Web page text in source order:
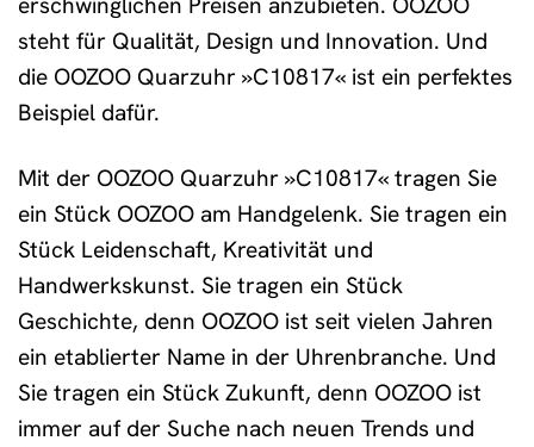
steht für Qualität, Design und Innovation. Und
die OOZOO Quarzuhr »C10817« ist ein perfektes
Beispiel dafür.
Mit der OOZOO Quarzuhr »C10817« tragen Sie
ein Stück OOZOO am Handgelenk. Sie tragen ein
Stück Leidenschaft, Kreativität und
Handwerkskunst. Sie tragen ein Stück
Geschichte, denn OOZOO ist seit vielen Jahren
ein etablierter Name in der Uhrenbranche. Und
Sie tragen ein Stück Zukunft, denn OOZOO ist
immer auf der Suche nach neuen Trends und